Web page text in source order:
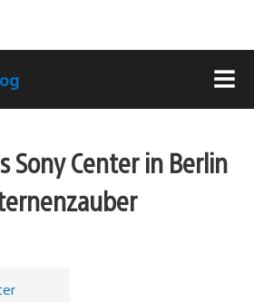
Sony Center in Berlin